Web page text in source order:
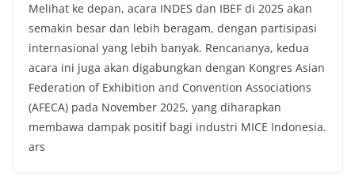
Melihat ke depan, acara INDES dan IBEF di 2025 akan
semakin besar dan lebih beragam, dengan partisipasi
internasional yang lebih banyak. Rencananya, kedua
acara ini juga akan digabungkan dengan Kongres Asian
Federation of Exhibition and Convention Associations
(AFECA) pada November 2025, yang diharapkan
membawa dampak positif bagi industri MICE Indonesia.
ars